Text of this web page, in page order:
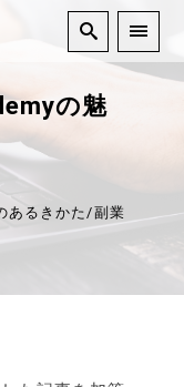
の魅
あるきかた /副業